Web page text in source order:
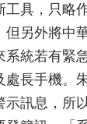
工具，只略
但另外將中
統若有緊
處長手機。
示訊息，所